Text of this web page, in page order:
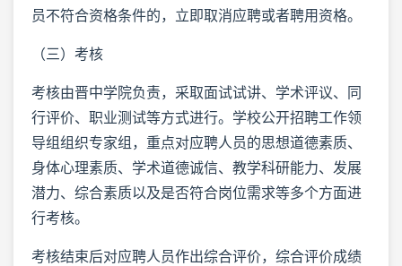
员不符合资格条件的，立即取消应聘或者聘用资格。
（三）考核
考核由晋中学院负责，采取面试试讲、学术评议、同
行评价、职业测试等方式进行。学校公开招聘工作领
导组组织专家组，重点对应聘人员的思想道德素质、
身体心理素质、学术道德诚信、教学科研能力、发展
潜力、综合素质以及是否符合岗位需求等多个方面进
行考核。
考核结束后对应聘人员作出综合评价，综合评价成绩